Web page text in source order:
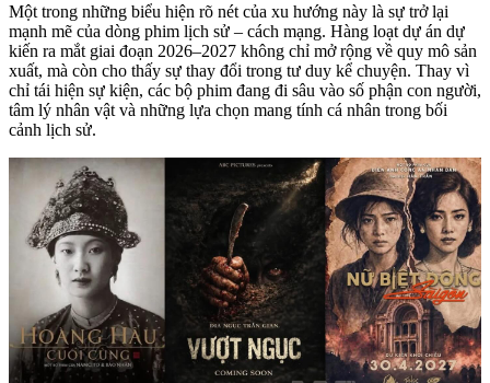
Một trong những biểu hiện rõ nét của xu hướng này là sự trở lại
mạnh mẽ của dòng phim lịch sử – cách mạng. Hàng loạt dự án dự
kiến ra mắt giai đoạn 2026–2027 không chỉ mở rộng về quy mô sản
xuất, mà còn cho thấy sự thay đổi trong tư duy kể chuyện. Thay vì
chỉ tái hiện sự kiện, các bộ phim đang đi sâu vào số phận con người,
tâm lý nhân vật và những lựa chọn mang tính cá nhân trong bối
cảnh lịch sử.